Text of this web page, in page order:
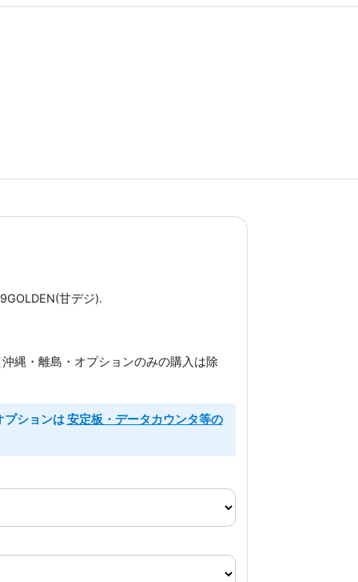
甘デジ).
縄・離島・オプションのみの購入は除
プションは安定板・データカウンタ等の